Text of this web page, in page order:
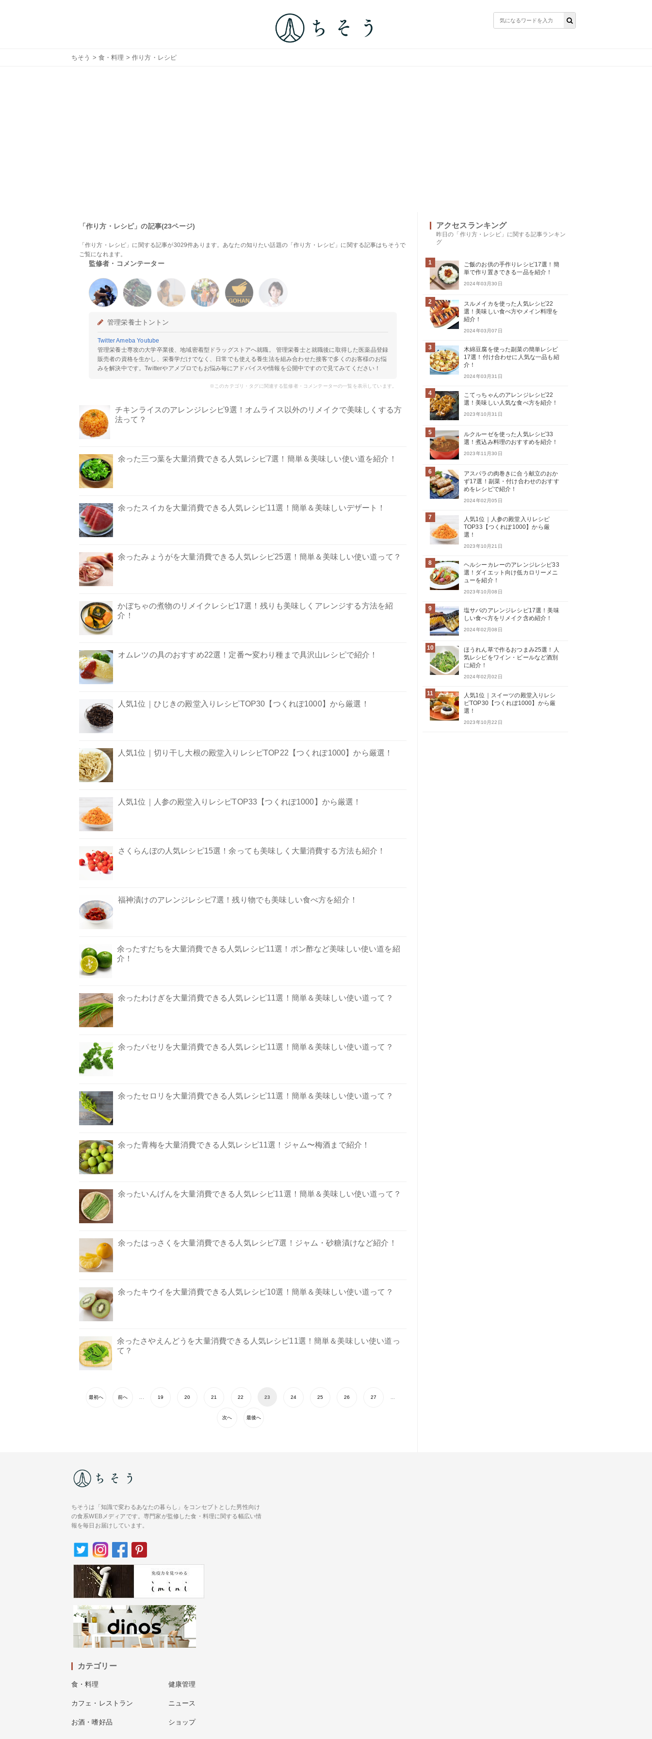
ちそう > 食・料理 > 作り方・レシピ
「作り方・レシピ」の記事(23ページ)
「作り方・レシピ」に関する記事が3029件あります。あなたの知りたい話題の「作り方・レシピ」に関する記事はちそうで
ご覧になれます。
監修者・コメンテーター
管理栄養士トントン
TwitterAmeba Youtube
管理栄養士専攻の大学卒業後、地域密着型ドラッグストアへ就職。 管理栄養士と就職後に取得した医薬品登録
販売者の資格を生かし、栄養学だけでなく、日常でも使える養生法を組み合わせた接客で多くのお客様のお悩
みを解決中です。Twitterやアメブロでもお悩み毎にアドバイスや情報を公開中ですので見てみてください！
※このカテゴリ・タグに関連する監修者・コメンテーターの一覧を表示しています。
チキンライスのアレンジレシピ9選！オムライス以外のリメイクで美味しくする方
法って？
余った三つ葉を大量消費できる人気レシピ7選！簡単＆美味しい使い道を紹介！
余ったスイカを大量消費できる人気レシピ11選！簡単＆美味しいデザート！
余ったみょうがを大量消費できる人気レシピ25選！簡単＆美味しい使い道って？
かぼちゃの煮物のリメイクレシピ17選！残りも美味しくアレンジする方法を紹
介！
オムレツの具のおすすめ22選！定番〜変わり種まで具沢山レシピで紹介！
人気1位｜ひじきの殿堂入りレシピTOP30【つくれぽ1000】から厳選！
人気1位｜切り干し大根の殿堂入りレシピTOP22【つくれぽ1000】から厳選！
人気1位｜人参の殿堂入りレシピTOP33【つくれぽ1000】から厳選！
さくらんぼの人気レシピ15選！余っても美味しく大量消費する方法も紹介！
福神漬けのアレンジレシピ7選！残り物でも美味しい食べ方を紹介！
余ったすだちを大量消費できる人気レシピ11選！ポン酢など美味しい使い道を紹
介！
余ったわけぎを大量消費できる人気レシピ11選！簡単＆美味しい使い道って？
余ったパセリを大量消費できる人気レシピ11選！簡単＆美味しい使い道って？
余ったセロリを大量消費できる人気レシピ11選！簡単＆美味しい使い道って？
余った青梅を大量消費できる人気レシピ11選！ジャム〜梅酒まで紹介！
余ったいんげんを大量消費できる人気レシピ11選！簡単＆美味しい使い道って？
余ったはっさくを大量消費できる人気レシピ7選！ジャム・砂糖漬けなど紹介！
余ったキウイを大量消費できる人気レシピ10選！簡単＆美味しい使い道って？
余ったさやえんどうを大量消費できる人気レシピ11選！簡単＆美味しい使い道っ
て？
最初へ 前へ 19 20 21 22 23 24 25 26 27
次へ 最後へ
アクセスランキング
昨日の「作り方・レシピ」に関する記事ランキン
グ
1
ご飯のお供の手作りレシピ17選！簡
単で作り置きできる一品を紹介！
2024年03月30日
2
スルメイカを使った人気レシピ22
選！美味しい食べ方やメイン料理を
紹介！
2024年03月07日
3
木綿豆腐を使った副菜の簡単レシピ
17選！付け合わせに人気な一品も紹
介！
2024年03月31日
4
こてっちゃんのアレンジレシピ22
選！美味しい人気な食べ方を紹介！
2023年10月31日
5
ルクルーゼを使った人気レシピ33
選！煮込み料理のおすすめを紹介！
2023年11月30日
6
アスパラの肉巻きに合う献立のおか
ず17選！副菜・付け合わせのおすす
めをレシピで紹介！
2024年02月05日
7
人気1位｜人参の殿堂入りレシピ
TOP33【つくれぽ1000】から厳
選！
2023年10月21日
8
ヘルシーカレーのアレンジレシピ33
選！ダイエット向け低カロリーメニ
ューを紹介！
2023年10月08日
9
塩サバのアレンジレシピ17選！美味
しい食べ方をリメイク含め紹介！
2024年02月08日
10
ほうれん草で作るおつまみ25選！人
気レシピをワイン・ビールなど酒別
に紹介！
2024年02月02日
11
人気1位｜スイーツの殿堂入りレシ
ピTOP30【つくれぽ1000】から厳
選！
2023年10月22日
ちそうは「知識で変わるあなたの暮らし」をコンセプトとした男性向け
の食系WEBメディアです。専門家が監修した食・料理に関する幅広い情
報を毎日お届けしています。
カテゴリー
食・料理 健康管理
カフェ・レストラン ニュース
お酒・嗜好品 ショップ